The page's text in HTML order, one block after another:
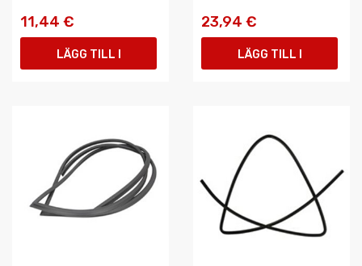
11,44 €
LÄGG TILL I
23,94 €
LÄGG TILL I